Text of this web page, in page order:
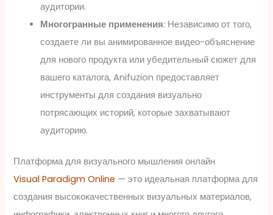
аудитории.
Многогранные применения: Независимо от того,
создаете ли вы анимированное видео-объяснение
для нового продукта или убедительный сюжет для
вашего каталога, Anifuzion предоставляет
инструменты для создания визуально
потрясающих историй, которые захватывают
аудиторию.
Платформа для визуального мышления онлайн
Visual Paradigm Online — это идеальная платформа для
создания высококачественных визуальных материалов,